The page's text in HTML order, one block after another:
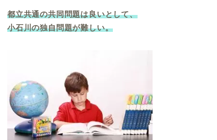
都立共通の共同問題は良いとして、
小石川の独自問題が難しい。